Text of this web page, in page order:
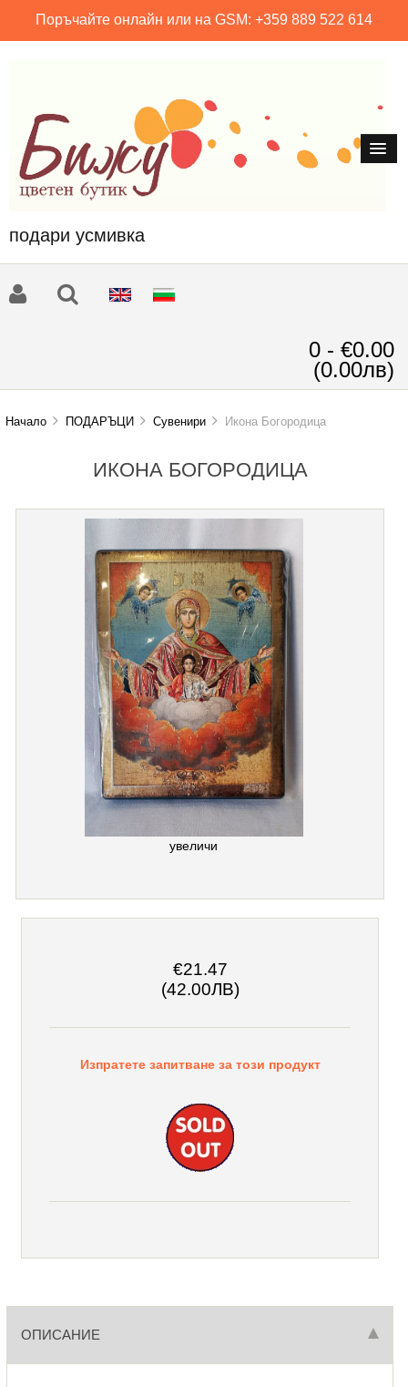
Поръчайте онлайн или на GSM: +359 889 522 614
подари усмивка
0 - €0.00
(0.00лв)
Начало ПОДАРЪЦИ Сувенири Икона Богородица
ИКОНА БОГОРОДИЦА
увеличи
€21.47
(42.00ЛВ)
Изпратете запитване за този продукт
ОПИСАНИЕ